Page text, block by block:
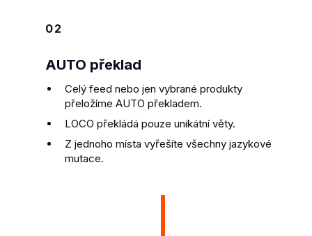
02
AUTO překlad
Celý feed nebo jen vybrané produkty
přeložíme AUTO překladem.
LOCO překládá pouze unikátní věty.
Z jednoho místa vyřešíte všechny jazykové
mutace.